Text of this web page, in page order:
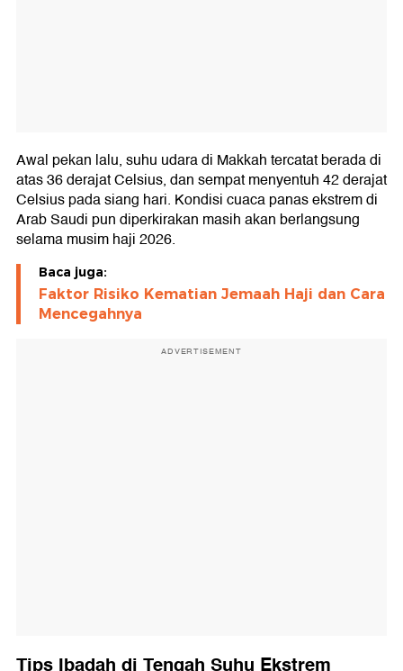
Awal pekan lalu, suhu udara di Makkah tercatat berada di
atas 36 derajat Celsius, dan sempat menyentuh 42 derajat
Celsius pada siang hari. Kondisi cuaca panas ekstrem di
Arab Saudi pun diperkirakan masih akan berlangsung
selama musim haji 2026.
Baca juga:
Faktor Risiko Kematian Jemaah Haji dan Cara
Mencegahnya
ADVERTISEMENT
Tips Ibadah di Tengah Suhu Ekstrem